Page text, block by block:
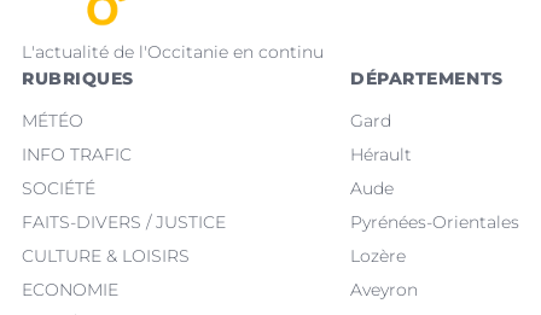
L'actualité de l'Occitanie en continu
RUBRIQUES
MÉTÉO
INFO TRAFIC
SOCIÉTÉ
FAITS-DIVERS / JUSTICE
CULTURE & LOISIRS
ECONOMIE
DÉPARTEMENTS
Gard
Hérault
Aude
Pyrénées-Orientales
Lozère
Aveyron